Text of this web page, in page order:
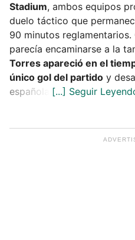
Stadium, ambos equipos
duelo táctico que
90 minutos
parecía encaminarse a la
Torres apareció en el
único gol del partido y
española.